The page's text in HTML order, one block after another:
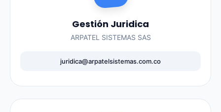
Gestión Juridica
ARPATEL SISTEMAS SAS
juridica@arpatelsistemas.com.co